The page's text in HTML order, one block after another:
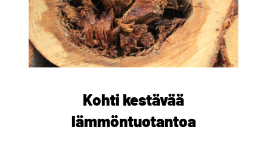
Kohti kestävää
lämmöntuotantoa